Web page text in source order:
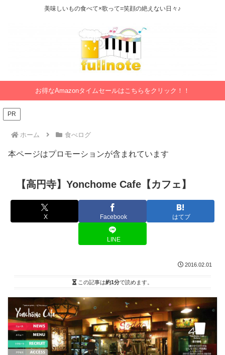
美味しいもの食べて×歌って=笑顔の絶えない日々♪
お得なAmazonタイムセールはこちらをクリック！！
PR
ホーム 食べログ
本ページはプロモーションが含まれています
【高円寺】Yonchome Cafe【カフェ】
X Facebook はてブ
LINE
2016.02.01
この記事は約1分で読めます。